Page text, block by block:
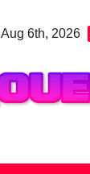
6th, 2026